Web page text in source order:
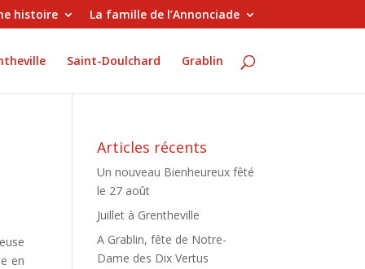
histoire La famille de l’Annonciade
Saint-Doulchard Grablin
en
Articles récents
Un nouveau Bienheureux fêté
le 27 août
Juillet à Grentheville
A Grablin, fête de Notre-
Dame des Dix Vertus